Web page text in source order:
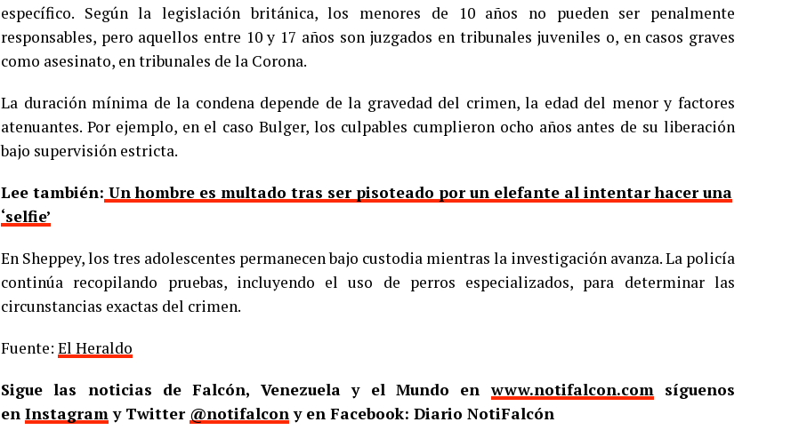
específico. Según la legislación británica, los menores de 10 años no pueden ser penalmente
responsables, pero aquellos entre 10 y 17 años son juzgados en tribunales juveniles o, en casos graves
como asesinato, en tribunales de la Corona.
La duración mínima de la condena depende de la gravedad del crimen, la edad del menor y factores
atenuantes. Por ejemplo, en el caso Bulger, los culpables cumplieron ocho años antes de su liberación
bajo supervisión estricta.
Lee también: Un hombre es multado tras ser pisoteado por un elefante al intentar hacer una
‘selfie’
En Sheppey, los tres adolescentes permanecen bajo custodia mientras la investigación avanza. La policía
continúa recopilando pruebas, incluyendo el uso de perros especializados, para determinar las
circunstancias exactas del crimen.
Fuente: El Heraldo
Sigue las noticias de Falcón, Venezuela y el Mundo enwww.notifalcon.comsíguenos
en Instagramy Twitter @notifalcony en Facebook: Diario NotiFalcón